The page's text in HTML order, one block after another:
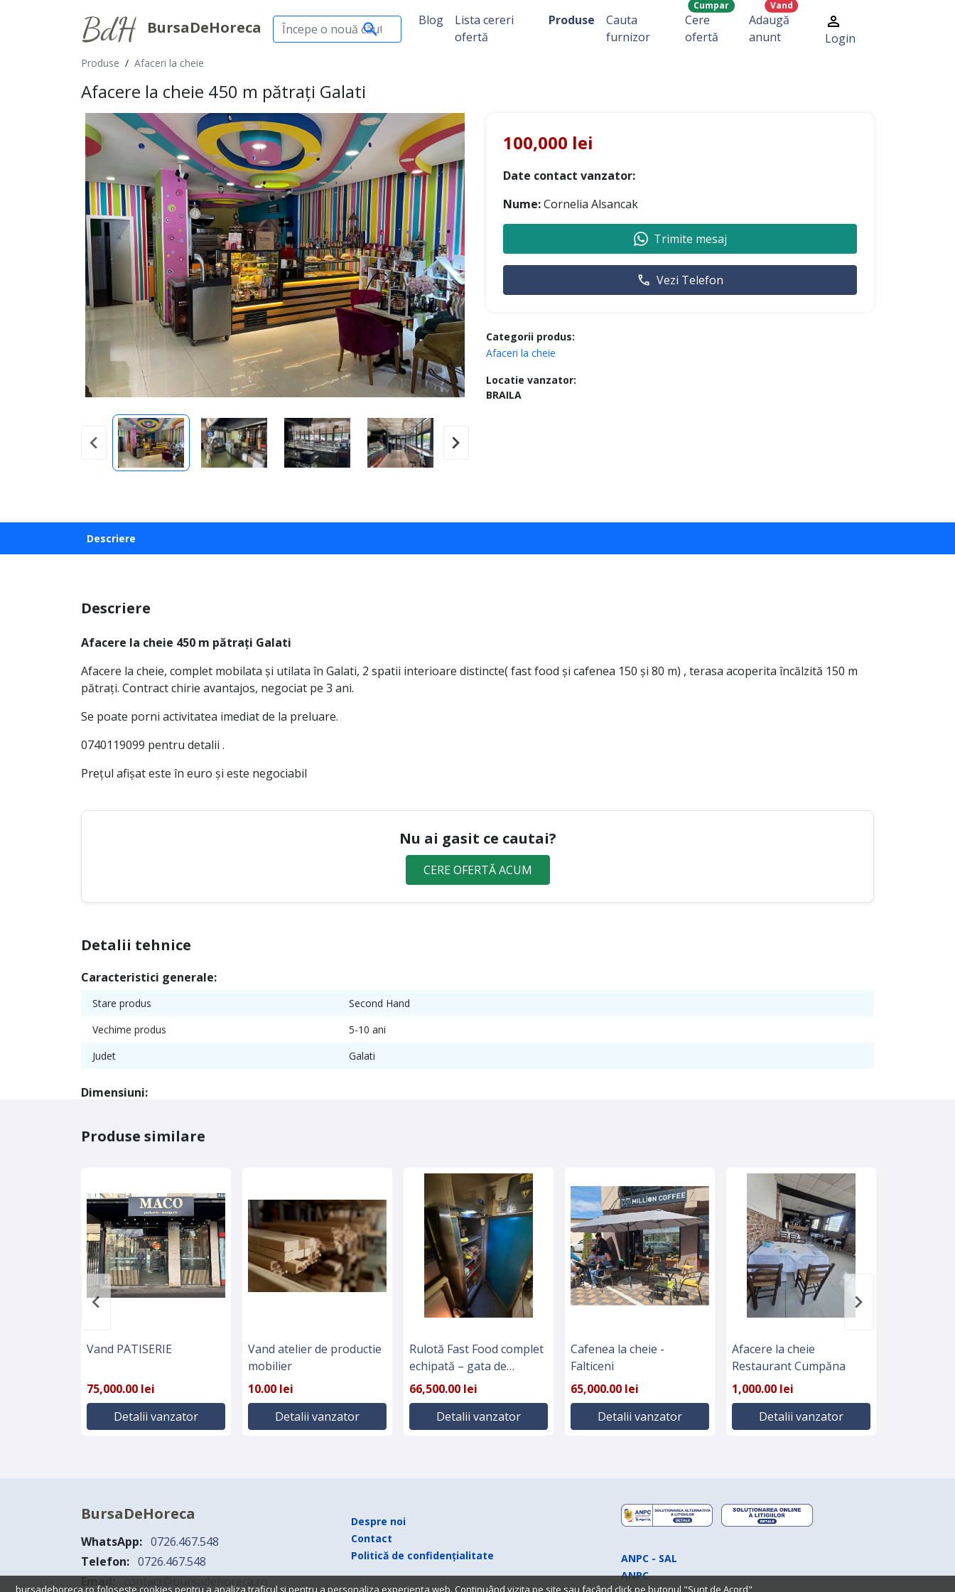
BursaDeHoreca Blog
Lista cereri
ofertă
Produse
Cauta
furnizor
Cere
ofertă
Cumpar
Adaugă
anunt
Vand
Login
Produse / Afaceri la cheie
Afacere la cheie 450 m pătrați Galati
Categorii produs:
Afaceri la cheie
Locatie vanzator:
BRAILA
100,000 lei
Date contact vanzator:
Nume:Cornelia Alsancak
Trimite mesaj
Vezi Telefon
Descriere
Descriere
Afacere la cheie 450 m pătrați Galati
Afacere la cheie, complet mobilata și utilata în Galati, 2 spatii interioare distincte( fast food și cafenea 150 și 80 m) , terasa acoperita încălzită 150 m
pătrați. Contract chirie avantajos, negociat pe 3 ani.
Se poate porni activitatea imediat de la preluare.
0740119099 pentru detalii .
Prețul afișat este în euro și este negociabil
Nu ai gasit ce cautai?
CERE OFERTĂ ACUM
Detalii tehnice
Caracteristici generale:
Stare produs
Second Hand
Vechime produs
5-10 ani
Judet
Galati
Dimensiuni:
Produse similare
Vand PATISERIE
75,000.00 lei
Detalii vanzator
Vand atelier de productie
mobilier
10.00 lei
Detalii vanzator
Rulotă Fast Food complet
echipată – gata de
utilizare!
66,500.00 lei
Detalii vanzator
Cafenea la cheie -
Falticeni
65,000.00 lei
Detalii vanzator
Afacere la cheie
Restaurant Cumpăna
1,000.00 lei
Detalii vanzator
bursadehoreca.ro folosește cookies pentru a analiza traficul și pentru a personaliza experiența web. Continuând vizita pe site sau facând click pe butonul "Sunt de Acord",
BursaDeHoreca
WhatsApp: 0726.467.548
Telefon: 0726.467.548
Despre noi
Contact
Politică de confidențialitate
ANPC - SAL
ANPC